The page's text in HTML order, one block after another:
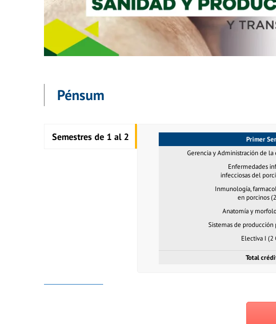
Pénsum
Semestres de 1 al 2 Primer
Gerencia y Administración de la
Enfermedades
infecciosas del
Inmunología,
en porcinos
Anatomía y
Sistemas de producción
Electiva I (2
Total